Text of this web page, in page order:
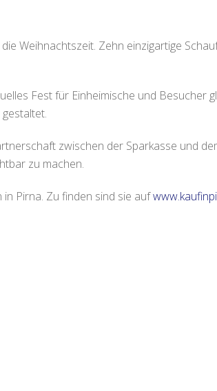
Weihnachtszeit. Zehn einzigartige
Fest für Einheimische und Besucher
zwischen der Sparkasse und
zu machen.
Pirna. Zu finden sind sie auf